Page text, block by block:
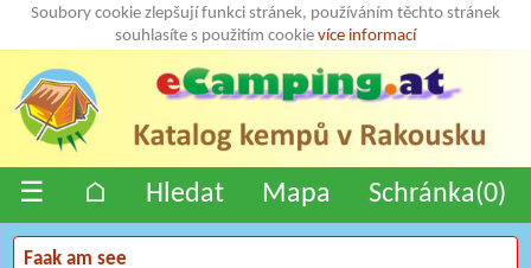
Soubory cookie zlepšují funkci stránek, používáním těchto stránek
souhlasíte s použitím cookie více informací
☰ ⌂ Hledat Mapa Schránka(0)